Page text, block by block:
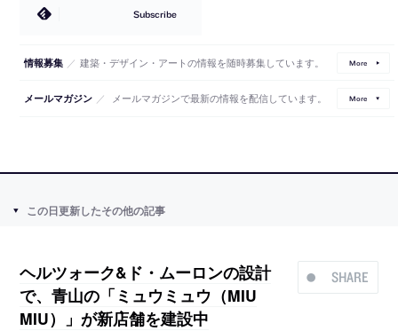
Subscribe
情報募集 ／ 建築・デザイン・アートの情報を随時募集しています。 More
メールマガジン ／ メールマガジンで最新の情報を配信しています。 More
この日更新したその他の記事
SHARE
ヘルツォーク&ド・ムーロンの設計
で、青山の「ミュウミュウ（MIU
MIU）」が新店舗を建設中